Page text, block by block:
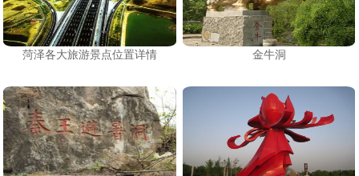
菏泽各大旅游景点位置详情 金牛洞